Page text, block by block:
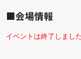
■会場情報
イベントは終了しまし